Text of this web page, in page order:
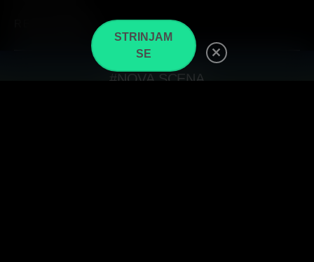
READ MORE ›
#NOVA SCENA
STRINJAM
SE